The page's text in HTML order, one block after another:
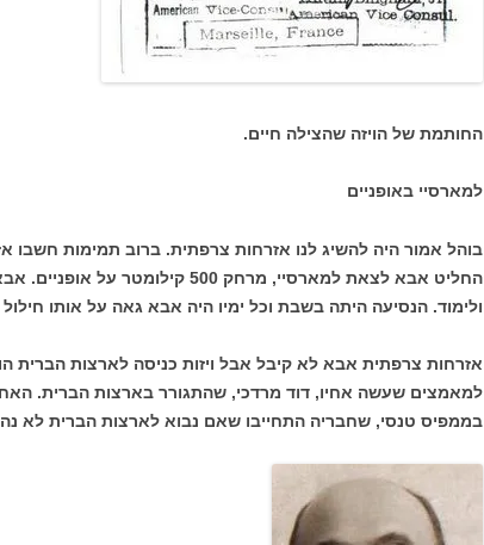
החותמת של הויזה שהצילה חיים.
למארסיי באופניים
בוהל אמור היה להשיג לנו אזרחות צרפתית. ברוב תמימות חשבו אז
החליט אבא לצאת למארסיי, מרחק 500
ולימוד. הנסיעה היתה בשבת וכל ימיו היה אבא גאה על אותו
אזרחות צרפתית אבא לא קיבל אבל ויזות כניסה לארצות הברית
למאמצים שעשה אחיו, דוד מרדכי, שהתגורר בארצות הברית. האח
בממפיס טנסי, שחבריה התחייבו שאם נבוא לארצות הברית לא